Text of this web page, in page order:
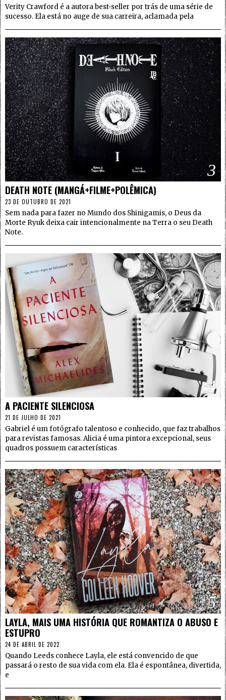
Verity Crawford é a autora best-seller por trás de uma série de
sucesso. Ela está no auge de sua carreira, aclamada pela
3
DEATH NOTE (MANGÁ+FILME+POLÊMICA)
23 DE OUTUBRO DE 2021
Sem nada para fazer no Mundo dos Shinigamis, o Deus da
Morte Ryuk deixa cair intencionalmente na Terra o seu Death
Note.
4
A PACIENTE SILENCIOSA
21 DE JULHO DE 2021
Gabriel é um fotógrafo talentoso e conhecido, que faz trabalhos
para revistas famosas. Alicia é uma pintora excepcional, seus
quadros possuem características
5
LAYLA, MAIS UMA HISTÓRIA QUE ROMANTIZA O ABUSO E
ESTUPRO
24 DE ABRIL DE 2022
Quando Leeds conhece Layla, ele está convencido de que
passará o resto de sua vida com ela. Ela é espontânea, divertida,
e